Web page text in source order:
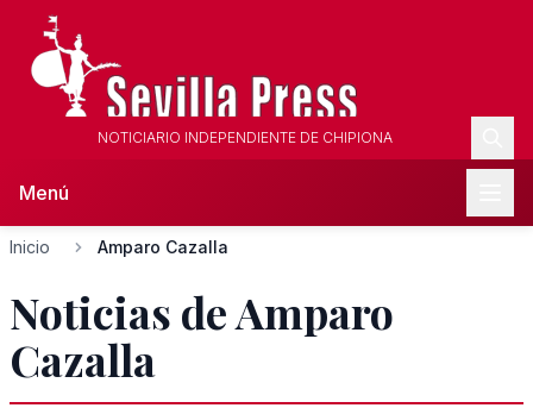
NOTICIARIO INDEPENDIENTE DE CHIPIONA
Menú
Inicio Amparo Cazalla
Noticias de Amparo
Cazalla